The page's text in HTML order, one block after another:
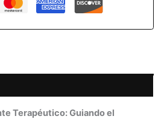
Terapéutico: Guiando el